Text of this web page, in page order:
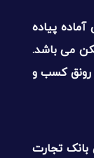
پیاده
می باشد.
کسب و
تجارت